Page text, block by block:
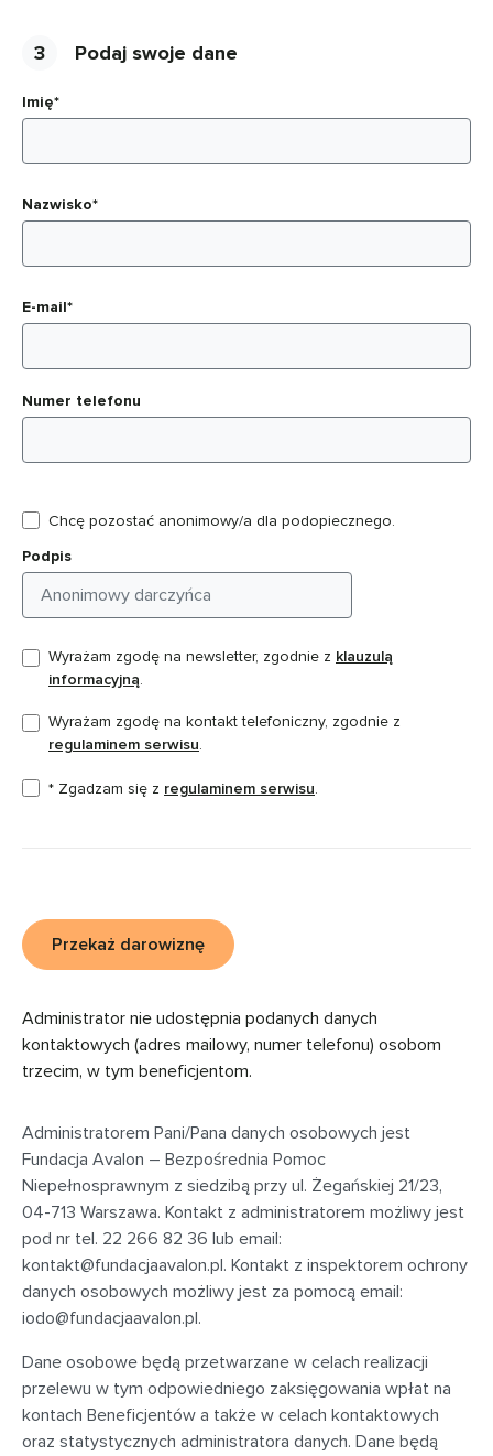
3 Podaj swoje dane
Imię*
Nazwisko*
E-mail*
Numer telefonu
Chcę pozostać anonimowy/a dla podopiecznego.
Podpis
Wyrażam zgodę na newsletter, zgodnie z klauzulą
informacyjną.
Wyrażam zgodę na kontakt telefoniczny, zgodnie z
regulaminem serwisu.
* Zgadzam się z regulaminem serwisu.
Przekaż darowiznę
Administrator nie udostępnia podanych danych
kontaktowych (adres mailowy, numer telefonu) osobom
trzecim, w tym beneficjentom.
Administratorem Pani/Pana danych osobowych jest
Fundacja Avalon – Bezpośrednia Pomoc
Niepełnosprawnym z siedzibą przy ul. Żegańskiej 21/23,
04-713 Warszawa. Kontakt z administratorem możliwy jest
pod nr tel. 22 266 82 36 lub email:
kontakt@fundacjaavalon.pl. Kontakt z inspektorem ochrony
danych osobowych możliwy jest za pomocą email:
iodo@fundacjaavalon.pl.
Dane osobowe będą przetwarzane w celach realizacji
przelewu w tym odpowiedniego zaksięgowania wpłat na
kontach Beneficjentów a także w celach kontaktowych
oraz statystycznych administratora danych. Dane będą